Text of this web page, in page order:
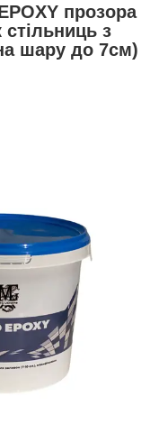
прозора
з
шару до 7см)